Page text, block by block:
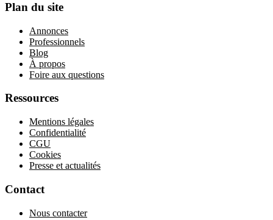
Plan du site
Annonces
Professionnels
Blog
À propos
Foire aux questions
Ressources
Mentions légales
Confidentialité
CGU
Cookies
Presse et actualités
Contact
Nous contacter